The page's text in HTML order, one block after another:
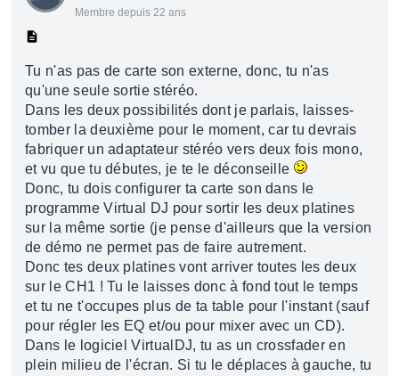
Membre depuis 22 ans
Tu n'as pas de carte son externe, donc, tu n'as
qu'une seule sortie stéréo.
Dans les deux possibilités dont je parlais, laisses-
tomber la deuxième pour le moment, car tu devrais
fabriquer un adaptateur stéréo vers deux fois mono,
et vu que tu débutes, je te le déconseille
Donc, tu dois configurer ta carte son dans le
programme Virtual DJ pour sortir les deux platines
sur la même sortie (je pense d'ailleurs que la version
de démo ne permet pas de faire autrement.
Donc tes deux platines vont arriver toutes les deux
sur le CH1 ! Tu le laisses donc à fond tout le temps
et tu ne t'occupes plus de ta table pour l'instant (sauf
pour régler les EQ et/ou pour mixer avec un CD).
Dans le logiciel VirtualDJ, tu as un crossfader en
plein milieu de l'écran. Si tu le déplaces à gauche, tu